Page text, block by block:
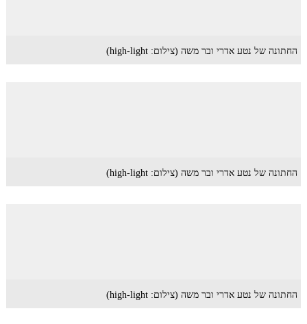
החתונה של נטע אדרי ובר משה (צילום: high-light)
החתונה של נטע אדרי ובר משה (צילום: high-light)
החתונה של נטע אדרי ובר משה (צילום: high-light)